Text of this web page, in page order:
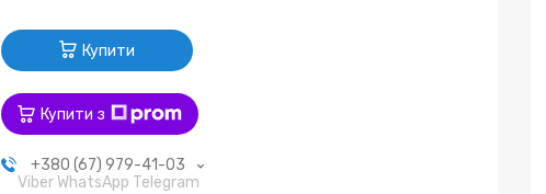
Купити
Купити з
+380 (67) 979-41-03
Viber WhatsApp Telegram